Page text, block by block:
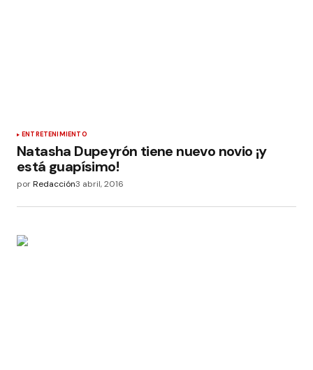
ENTRETENIMIENTO
Natasha Dupeyrón tiene nuevo novio ¡y
está guapísimo!
porRedacción3 abril, 2016